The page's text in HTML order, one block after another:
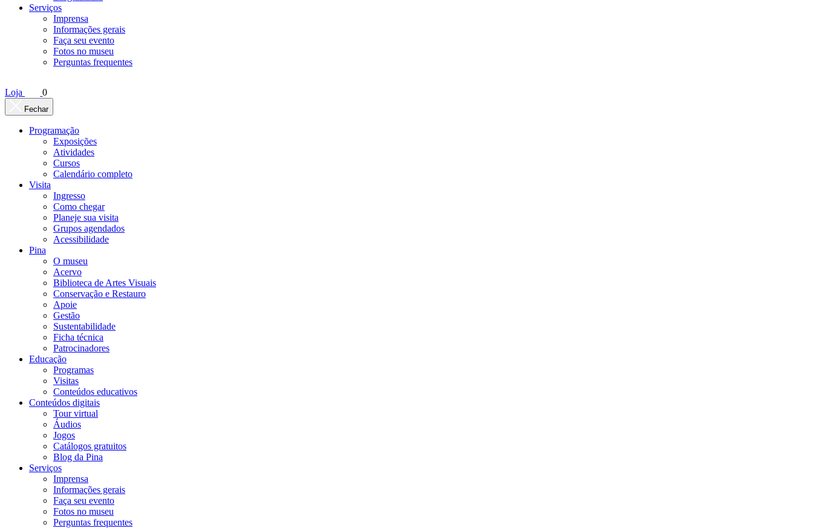
Serviços
Imprensa
Informações gerais
Faça seu evento
Fotos no museu
Perguntas frequentes
Loja 0
Fechar
Programação
Exposições
Atividades
Cursos
Calendário completo
Visita
Ingresso
Como chegar
Planeje sua visita
Grupos agendados
Acessibilidade
Pina
O museu
Acervo
Biblioteca de Artes Visuais
Conservação e Restauro
Apoie
Gestão
Sustentabilidade
Ficha técnica
Patrocinadores
Educação
Programas
Visitas
Conteúdos educativos​
Conteúdos digitais
Tour virtual
Áudios
Jogos
Catálogos gratuitos
Blog da Pina
Serviços
Imprensa
Informações gerais
Faça seu evento
Fotos no museu
Perguntas frequentes